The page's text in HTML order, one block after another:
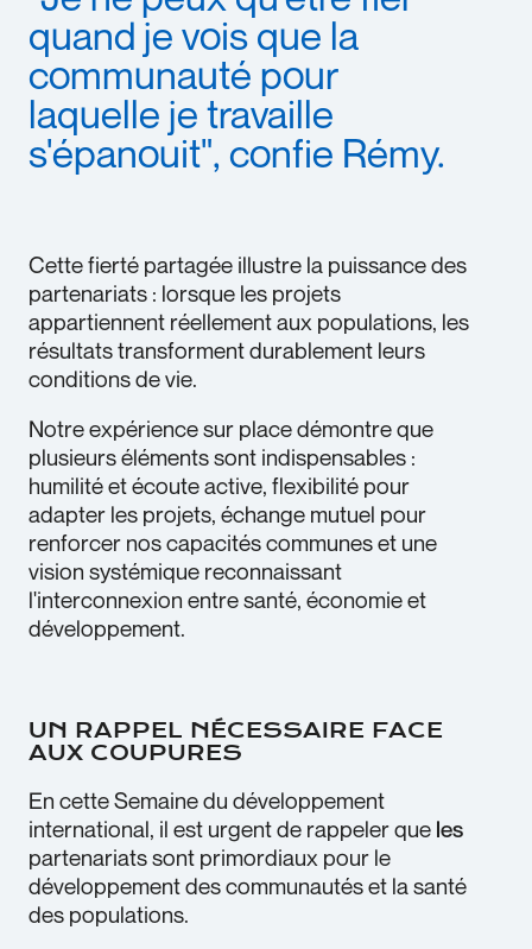
quand je vois que la
communauté pour
laquelle je travaille
s'épanouit", confie Rémy.
Cette fierté partagée illustre la puissance des
partenariats : lorsque les projets
appartiennent réellement aux populations, les
résultats transforment durablement leurs
conditions de vie.
Notre expérience sur place démontre que
plusieurs éléments sont indispensables :
humilité et écoute active, flexibilité pour
adapter les projets, échange mutuel pour
renforcer nos capacités communes et une
vision systémique reconnaissant
l'interconnexion entre santé, économie et
développement.
UN RAPPEL NÉCESSAIRE FACE
AUX COUPURES
En cette Semaine du développement
international, il est urgent de rappeler que les
partenariats sont primordiaux pour le
développement des communautés et la santé
des populations.